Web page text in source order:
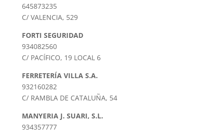
645873235
C/ VALENCIA, 529
FORTI SEGURIDAD
934082560
C/ PACÍFICO, 19 LOCAL 6
FERRETERÍA VILLA S.A.
932160282
C/ RAMBLA DE CATALUÑA, 54
MANYERIA J. SUARI, S.L.
934357777